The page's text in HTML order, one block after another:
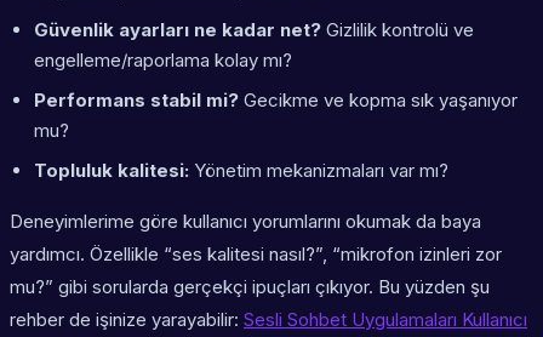
Güvenlik ayarları ne kadar net? Gizlilik kontrolü ve
engelleme/raporlama kolay mı?
Performans stabil mi? Gecikme ve kopma sık yaşanıyor
mu?
Topluluk kalitesi: Yönetim mekanizmaları var mı?
Deneyimlerime göre kullanıcı yorumlarını okumak da baya
yardımcı. Özellikle “ses kalitesi nasıl?”, “mikrofon izinleri zor
mu?” gibi sorularda gerçekçi ipuçları çıkıyor. Bu yüzden şu
rehber de işinize yarayabilir: Sesli Sohbet Uygulamaları Kullanıcı